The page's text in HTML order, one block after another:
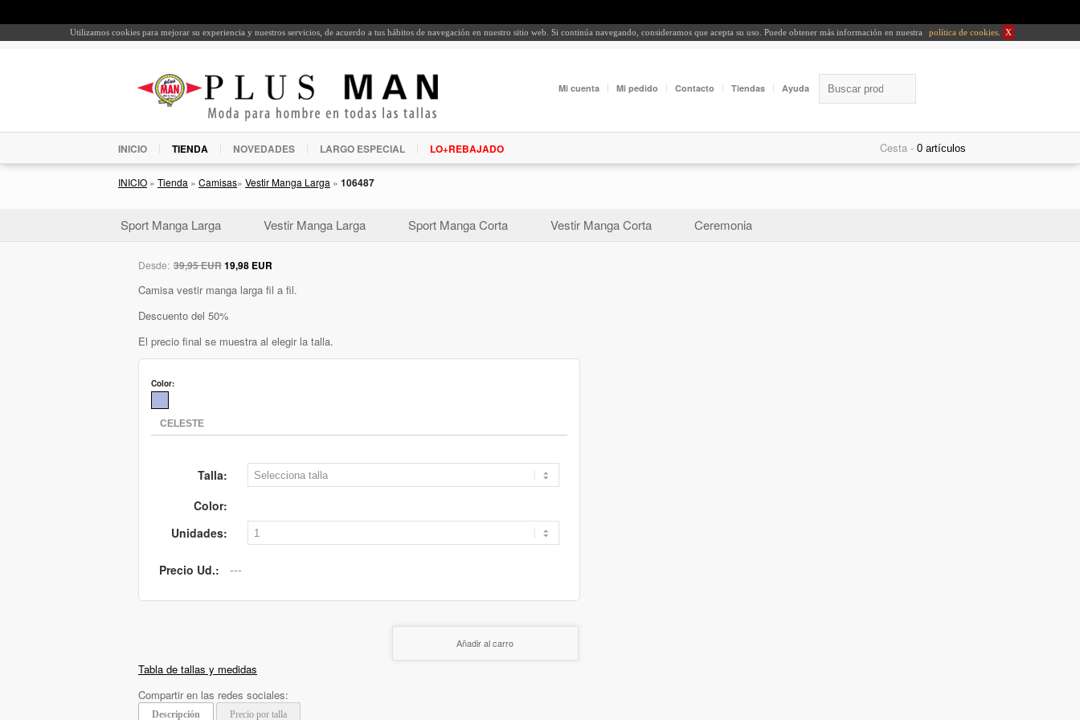
Utilizamos cookies para mejorar su experiencia y nuestros servicios, de acuerdo a tus hábitos de navegación en nuestro sitio web. Si continúa navegando, consideramos que acepta su uso. Puede obtener más información en nuestra política de cookies X
Mi cuenta Mi pedido Contacto Tiendas Ayuda
INICIO TIENDA NOVEDADES LARGO ESPECIAL LO+REBAJADO Cesta -
INICIO » Tienda » Camisas» Vestir Manga Larga » 106487
Sport Manga Larga Vestir Manga Larga Sport Manga Corta Vestir Manga Corta Ceremonia
Desde: 39,95 EUR19,98 EUR
Camisa vestir manga larga fil a fil.
Descuento del 50%
El precio final se muestra al elegir la talla.
Color:
Talla:
Color:
Unidades:
Precio Ud.:
Añadir al carro
Tabla de tallas y medidas
Compartir en las redes sociales:
Descripción Precio por talla